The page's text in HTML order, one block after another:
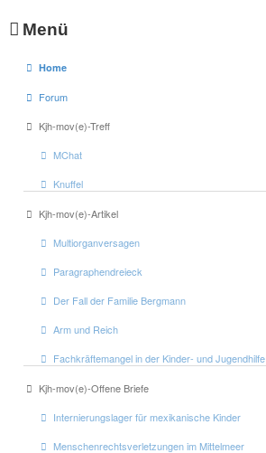
Menü
Home
Forum
Kjh-mov(e)-Treff
MChat
Knuffel
Kjh-mov(e)-Artikel
Multiorganversagen
Paragraphendreieck
Der Fall der Familie Bergmann
Arm und Reich
Fachkräftemangel in der Kinder- und Jugendhilfe
Kjh-mov(e)-Offene Briefe
Internierungslager für mexikanische Kinder
Menschenrechtsverletzungen im Mittelmeer